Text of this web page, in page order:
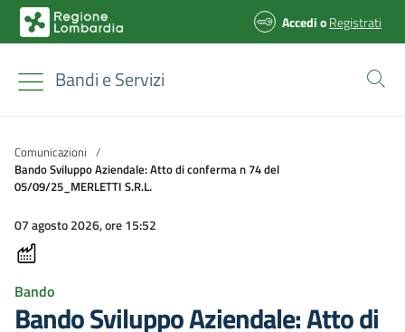
AccedioRegistrati
Bandi e Servizi
Comunicazioni /
Bando Sviluppo Aziendale: Atto di conferma n 74 del
05/09/25_MERLETTI S.R.L.
07 agosto 2026, ore 15:52
Bando
Bando Sviluppo Aziendale: Atto di